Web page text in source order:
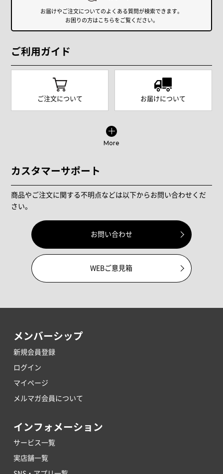
お届けやご注文についてのよくある質問が検索できます。
お困りの方はこちらをご覧ください。
ご利用ガイド
ご注文について お届けについて
More
カスタマーサポート
商品やご注文に関する不明点などは以下からお問い合わせくだ
さい。
お問い合わせ
WEBご意見箱
メンバーシップ
新規会員登録
ログイン
マイページ
メルマガ会員について
インフォメーション
サービス一覧
実店舗一覧